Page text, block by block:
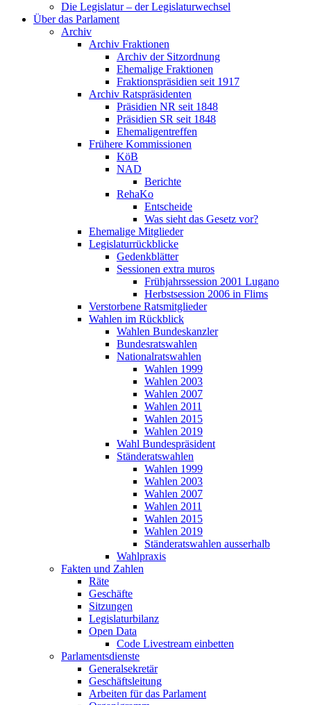
Die Legislatur – der Legislaturwechsel
Über das Parlament
Archiv
Archiv Fraktionen
Archiv der Sitzordnung
Ehemalige Fraktionen
Fraktionspräsidien seit 1917
Archiv Ratspräsidenten
Präsidien NR seit 1848
Präsidien SR seit 1848
Ehemaligentreffen
Frühere Kommissionen
KöB
NAD
Berichte
RehaKo
Entscheide
Was sieht das Gesetz vor?
Ehemalige Mitglieder
Legislaturrückblicke
Gedenkblätter
Sessionen extra muros
Frühjahrssession 2001 Lugano
Herbstsession 2006 in Flims
Verstorbene Ratsmitglieder
Wahlen im Rückblick
Wahlen Bundeskanzler
Bundesratswahlen
Nationalratswahlen
Wahlen 1999
Wahlen 2003
Wahlen 2007
Wahlen 2011
Wahlen 2015
Wahlen 2019
Wahl Bundespräsident
Ständeratswahlen
Wahlen 1999
Wahlen 2003
Wahlen 2007
Wahlen 2011
Wahlen 2015
Wahlen 2019
Ständeratswahlen ausserhalb
Wahlpraxis
Fakten und Zahlen
Räte
Geschäfte
Sitzungen
Legislaturbilanz
Open Data
Code Livestream einbetten
Parlamentsdienste
Generalsekretär
Geschäftsleitung
Arbeiten für das Parlament